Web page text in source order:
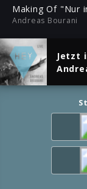
Making Of "Nur
Andreas Bourani
Jetzt